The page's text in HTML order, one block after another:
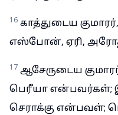
16 காத்துடைய
எஸ்போன், ஏரி,
17 ஆசேருடைய
பெரீயா என்பவர்கள்;
செராக்கு என்பவள்;